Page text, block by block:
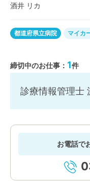
酒井 リカ
都道府県立病院 マイカ
締切中のお仕事： 1件
診療情報管理士
お電話で